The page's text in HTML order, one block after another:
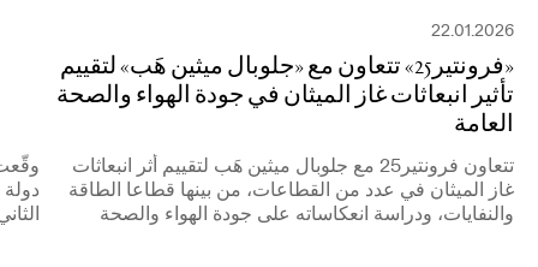
22.01.2026
«فرونتير25» تتعاون مع «جلوبال ميثين هَب» لتقييم
تأثير انبعاثات غاز الميثان في جودة الهواء والصحة
العامة
تتعاون فرونتير25 مع جلوبال ميثين هَب لتقييم أثر انبعاثات
غاز الميثان في عدد من القطاعات، من بينها قطاعا الطاقة
والنفايات، ودراسة انعكاساته على جودة الهواء والصحة
دولة